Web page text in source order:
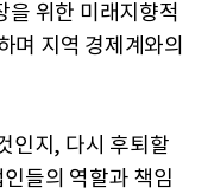
을 위한 미래지향적
며 지역 경제계와의
인지, 다시 후퇴할
들의 역할과 책임